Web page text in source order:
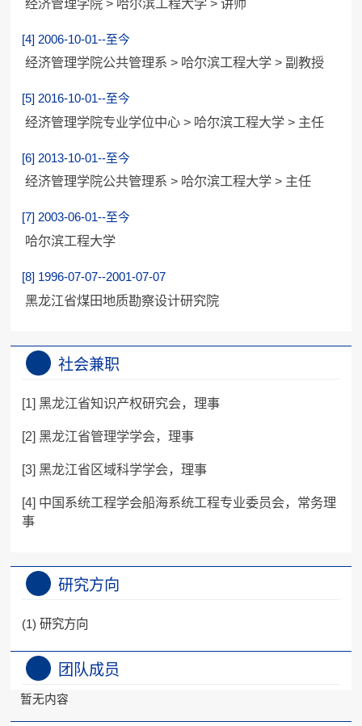
经济管理学院 > 哈尔滨工程大学 > 讲师
[4] 2006-10-01--至今
经济管理学院公共管理系 > 哈尔滨工程大学 > 副教授
[5] 2016-10-01--至今
经济管理学院专业学位中心 > 哈尔滨工程大学 > 主任
[6] 2013-10-01--至今
经济管理学院公共管理系 > 哈尔滨工程大学 > 主任
[7] 2003-06-01--至今
哈尔滨工程大学
[8] 1996-07-07--2001-07-07
黑龙江省煤田地质勘察设计研究院
社会兼职
[1] 黑龙江省知识产权研究会，理事
[2] 黑龙江省管理学学会，理事
[3] 黑龙江省区域科学学会，理事
[4] 中国系统工程学会船海系统工程专业委员会，常务理
事
研究方向
(1) 研究方向
团队成员
暂无内容